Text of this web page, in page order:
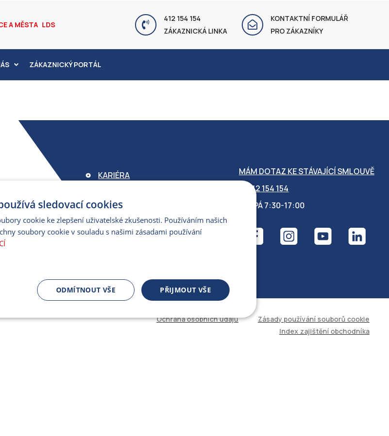
A MĚSTA LDS
412 154 154
ZÁKAZNICKÁ LINKA
KONTAKTNÍ FORMULÁŘ
PRO ZÁKAZNÍKY
ZÁKAZNICKÝ PORTÁL
KARIÉRA
ZÁRUKA ELEKTROMOBILITY
PARTNERSKÝ PORTÁL
MÁM DOTAZ KE STÁVAJÍCÍ SMLOUVĚ
412 154 154
PO-PÁ 7:30-17:00
Ochrana osobních údajů
Zásady používání souborů cookie
Index zajištění obchodníka
sledovací cookies
cookie ke zlepšení uživatelské zkušenosti. Používáním našich
soubory cookie v souladu s našimi zásadami používání
PŘIJMOUT VŠE
ODMÍTNOUT VŠE
Výkonnostní Cílení souborů